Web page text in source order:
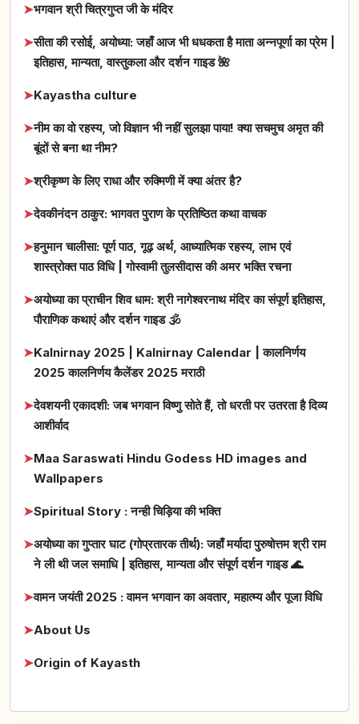
➤भगवान श्री चित्रगुप्त जी के मंदिर
➤सीता की रसोई, अयोध्या: जहाँ आज भी धधकता है माता अन्नपूर्णा का प्रेम |
इतिहास, मान्यता, वास्तुकला और दर्शन गाइड 🌺
➤Kayastha culture
➤नीम का वो रहस्य, जो विज्ञान भी नहीं सुलझा पाया! क्या सचमुच अमृत की
बूंदों से बना था नीम?
➤श्रीकृष्ण के लिए राधा और रुक्मिणी में क्या अंतर है?
➤देवकीनंदन ठाकुर: भागवत पुराण के प्रतिष्ठित कथा वाचक
➤हनुमान चालीसा: पूर्ण पाठ, गूढ़ अर्थ, आध्यात्मिक रहस्य, लाभ एवं
शास्त्रोक्त पाठ विधि | गोस्वामी तुलसीदास की अमर भक्ति रचना
➤अयोध्या का प्राचीन शिव धाम: श्री नागेश्वरनाथ मंदिर का संपूर्ण इतिहास,
पौराणिक कथाएं और दर्शन गाइड 🕉️
➤Kalnirnay 2025 | Kalnirnay Calendar | कालनिर्णय
2025 कालनिर्णय कैलेंडर 2025 मराठी
➤देवशयनी एकादशी: जब भगवान विष्णु सोते हैं, तो धरती पर उतरता है दिव्य
आशीर्वाद
➤Maa Saraswati Hindu Godess HD images and
Wallpapers
➤Spiritual Story : नन्ही चिड़िया की भक्ति
➤अयोध्या का गुप्तार घाट (गोप्रतारक तीर्थ): जहाँ मर्यादा पुरुषोत्तम श्री राम
ने ली थी जल समाधि | इतिहास, मान्यता और संपूर्ण दर्शन गाइड 🌊
➤वामन जयंती 2025 : वामन भगवान का अवतार, महात्म्य और पूजा विधि
➤About Us
➤Origin of Kayasth